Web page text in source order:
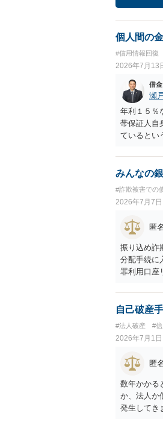
個人間の
#信用情報回復
2026年7月13
借
瀬
年利１５％
帯保証人自
ているとい
計算し、そ
みんなの
#詐欺被害での
2026年7月7日
匿
振り込め詐
分配手続に
罪利用口座
れば、毅然
へ依頼せず
頼したり
に、口座
ても、弁
自己破産
#法人破産 #
2026年7月1日
匿
数年かかる
か、法人か
発生してき